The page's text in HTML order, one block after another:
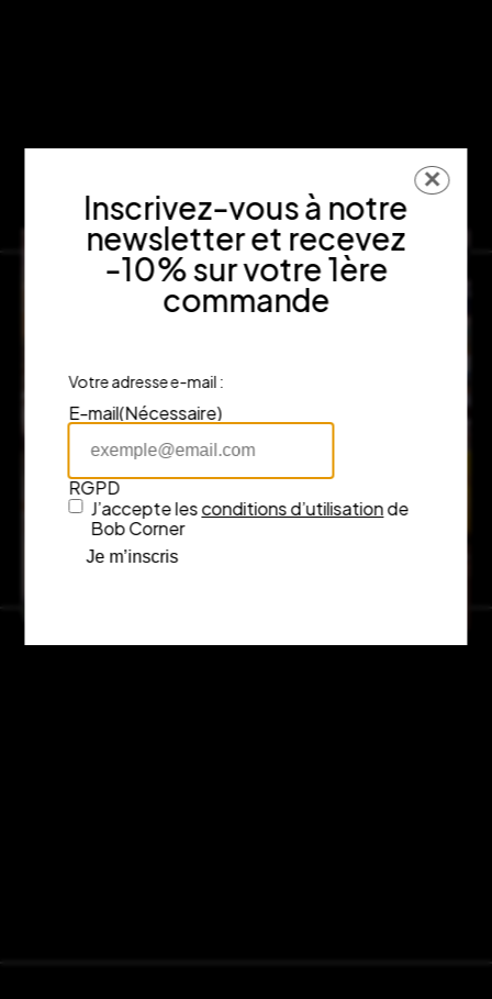
Inscrivez-vous à notre
newsletter et recevez
-10% sur votre 1ère
commande
Votre adresse e-mail :
E-mail(Nécessaire)
RGPD
J’accepte lesconditions d’utilisationde
Bob Corner
Je m’inscris
✕